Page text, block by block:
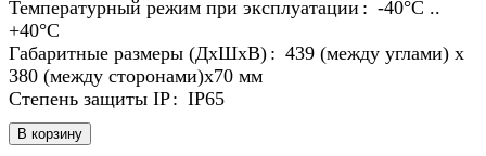
В корзину
Температурный режим при эксплуатации : -40°С ..
+40°C
Габаритные размеры (ДхШхВ) : 439 (между углами) х
380 (между сторонами)х70 мм
Степень защиты IP : IP65